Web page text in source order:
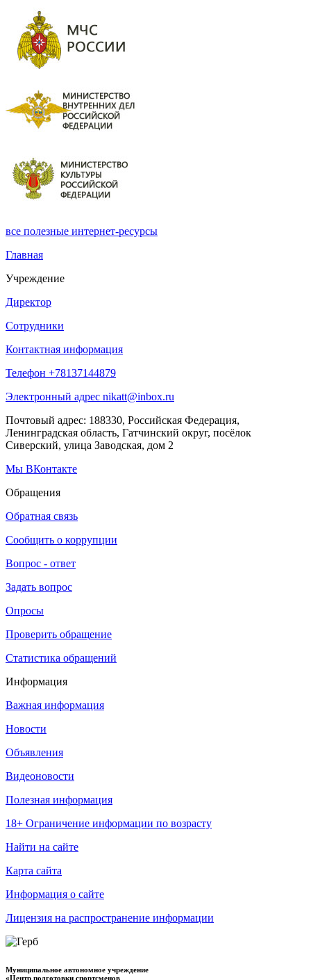
все полезные интернет-ресурсы
Главная
Учреждение
Директор
Сотрудники
Контактная информация
Телефон +78137144879
Электронный адрес nikatt@inbox.ru
Почтовый адрес: 188330, Российская Федерация,
Ленинградская область, Гатчинский округ, посёлок
Сиверский, улица Заводская, дом 2
Мы ВКонтакте
Обращения
Обратная связь
Сообщить о коррупции
Вопрос - ответ
Задать вопрос
Опросы
Проверить обращение
Статистика обращений
Информация
Важная информация
Новости
Объявления
Видеоновости
Полезная информация
18+ Ограничение информации по возрасту
Найти на сайте
Карта сайта
Информация о сайте
Лицензия на распространение информации
Муниципальное автономное учреждение
«Центр подготовки спортсменов